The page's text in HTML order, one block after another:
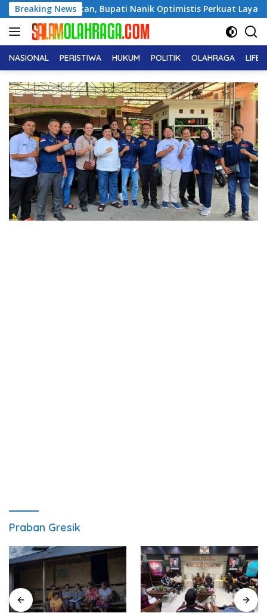
Langsung
ke
konten
Breaking NewsBupati Nanik Optimistis Perkuat Layanan Hukum
NASIONAL PERISTIWA HUKUM POLITIK OLAHRAGA
Praban Gresik